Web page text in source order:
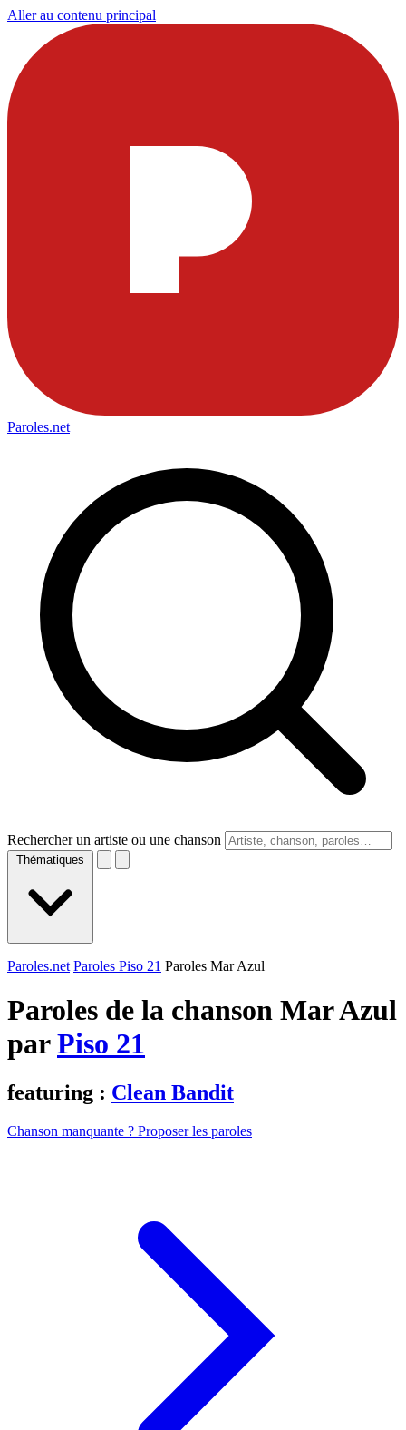
Aller au contenu principal
Paroles.net
Rechercher un artiste ou une chanson
Thématiques
Paroles.net Paroles Piso 21 Paroles Mar Azul
Paroles de la chanson Mar Azul
parPiso 21
featuring : Clean Bandit
Chanson manquante ? Proposer les paroles